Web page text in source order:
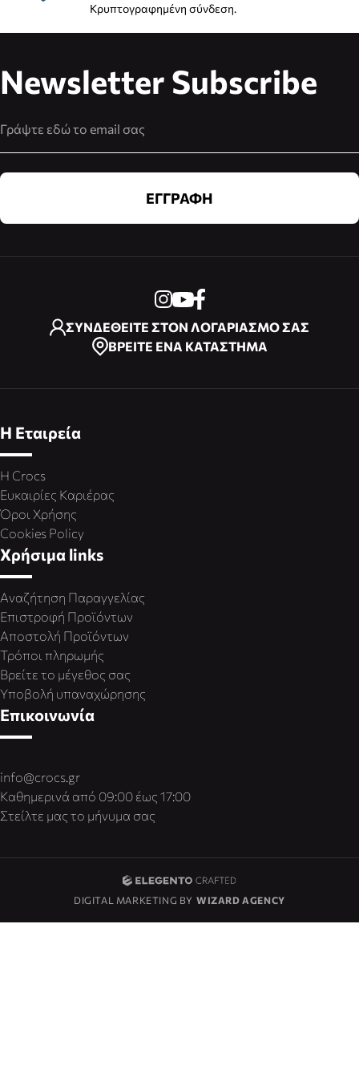
Κρυπτογραφημένη σύνδεση.
Newsletter Subscribe
ΕΓΓΡΑΦΗ
ΣΥΝΔΕΘΕΙΤΕ ΣΤΟΝ ΛΟΓΑΡΙΑΣΜΟ ΣΑΣ
ΒΡΕΙΤΕ ΕΝΑ ΚΑΤΑΣΤΗΜΑ
Η Εταιρεία
Η Crocs
Ευκαιρίες Καριέρας
Όροι Χρήσης
Cookies Policy
Χρήσιμα links
Αναζήτηση Παραγγελίας
Επιστροφή Προϊόντων
Αποστολή Προϊόντων
Τρόποι πληρωμής
Βρείτε το μέγεθος σας
Υποβολή υπαναχώρησης
Επικοινωνία
info@crocs.gr
Καθημερινά από 09:00 έως 17:00
Στείλτε μας το μήνυμα σας
DIGITAL MARKETING BY WIZARD AGENCY